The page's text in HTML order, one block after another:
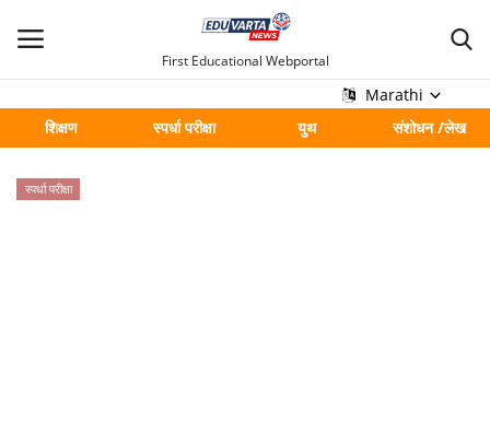
First Educational Webportal
Marathi
शिक्षण
स्पर्धा परीक्षा युथ संशोधन /लेख
मुख्य
Contact
स्पर्धा परीक्षा